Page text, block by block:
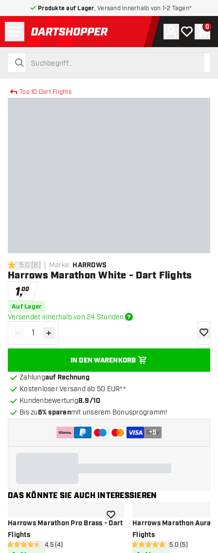
Produkte auf Lager , Versand innerhalb von 1-2 Tagen*
zurück zur Startseite
suchen
suchen
Konto
Meine 0
Top 10 Dart Flights
5 Bewertungssterne
5.0 [8] Marke: HARROWS
Harrows Marathon White - Dart Flights
1,00
Auf Lager
Versendet innerhalb von 24 Stunden
Menge verringern
- Menge erhöhen
+
IN DEN WARENKORB
Zur
Zahlungauf Rechnung
Kostenloser Versand ab 50 EUR**
Kundenbewertung8.9/10
Bis zu6% sparenmit unserem Bonusprogramm!
+5
DAS KÖNNTE SIE AUCH INTERESSIEREN
Harrows Marathon Pro Brass - Dart
Flights
Bewertungsbereich öffnen
4.5 Bewertungssterne
4.5 (4)
Zur Wunschliste hinzufügen
Harrows Marathon Aura -
Flights
5 Bewertungssterne
5.0 (5)